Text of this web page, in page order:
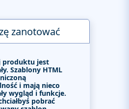
zanotować
produktu jest
Szablony HTML
i mają nieco
wygląd i funkcje.
pobrać